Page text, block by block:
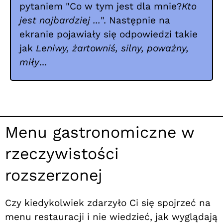
pytaniem "Co w tym jest dla mnie?Kto
jest najbardziej ...". Następnie na
ekranie pojawiały się odpowiedzi takie
jak Leniwy, żartowniś, silny, poważny,
miły...
Menu gastronomiczne w
rzeczywistości
rozszerzonej
Czy kiedykolwiek zdarzyło Ci się spojrzeć na
menu restauracji i nie wiedzieć, jak wyglądają